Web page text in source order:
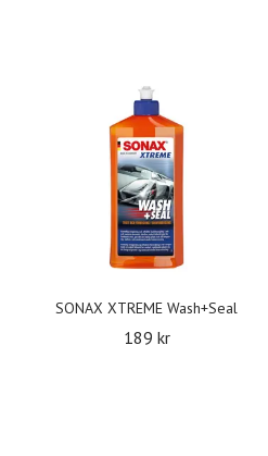
SONAX XTREME Wash+Seal
189 kr